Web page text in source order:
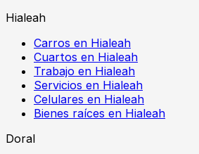
Hialeah
Carros en Hialeah
Cuartos en Hialeah
Trabajo en Hialeah
Servicios en Hialeah
Celulares en Hialeah
Bienes raíces en Hialeah
Doral